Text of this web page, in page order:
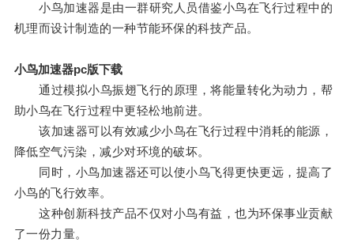
小鸟加速器是由一群研究人员借鉴小鸟在飞行过程中的
机理而设计制造的一种节能环保的科技产品。
小鸟加速器pc版下载
通过模拟小鸟振翅飞行的原理，将能量转化为动力，帮
助小鸟在飞行过程中更轻松地前进。
该加速器可以有效减少小鸟在飞行过程中消耗的能源，
降低空气污染，减少对环境的破坏。
同时，小鸟加速器还可以使小鸟飞得更快更远，提高了
小鸟的飞行效率。
这种创新科技产品不仅对小鸟有益，也为环保事业贡献
了一份力量。